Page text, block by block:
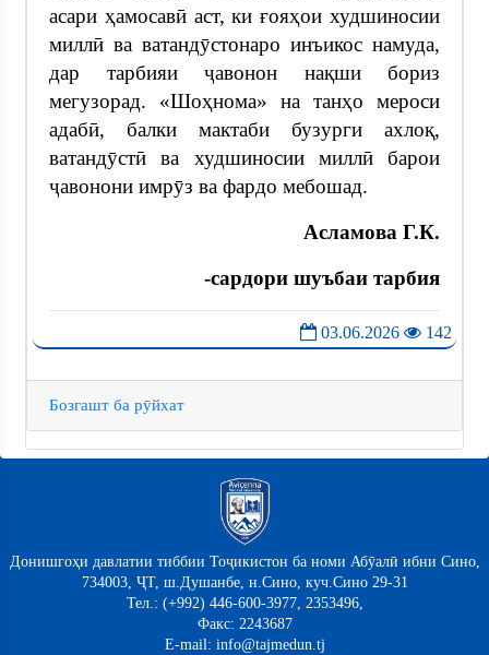
асари ҳамосавӣ аст, ки ғояҳои худшиносии
миллӣ ва ватандӯстонаро инъикос намуда,
дар тарбияи ҷавонон нақши бориз
мегузорад. «Шоҳнома» на танҳо мероси
адабӣ, балки мактаби бузурги ахлоқ,
ватандӯстӣ ва худшиносии миллӣ барои
ҷавонони имрӯз ва фардо мебошад.
Асламова Г.К.
-сардори шуъбаи тарбия
03.06.2026 142
Бозгашт ба рӯйхат
Донишгоҳи давлатии тиббии Тоҷикистон ба номи Абӯалӣ ибни Сино,
734003, ҶТ, ш.Душанбе, н.Сино, куч.Сино 29-31
Тел.: (+992) 446-600-3977, 2353496,
Факс: 2243687
E-mail: info@tajmedun.tj